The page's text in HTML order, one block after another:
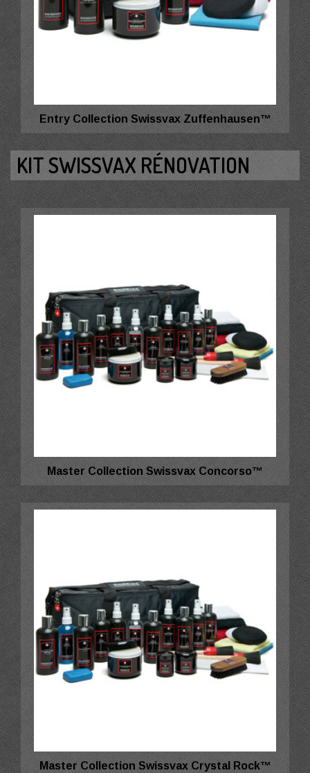
Entry Collection Swissvax Zuffenhausen™
KIT SWISSVAX RÉNOVATION
Master Collection Swissvax Concorso™
Master Collection Swissvax Crystal Rock™